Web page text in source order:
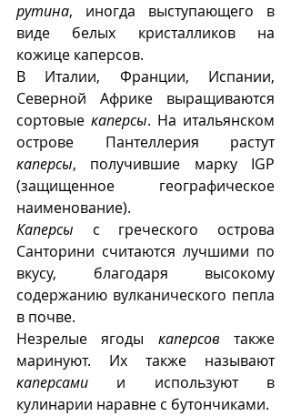
рутина, иногда выступающего в
виде белых кристалликов на
кожице каперсов.
В Италии, Франции, Испании,
Северной Африке выращиваются
сортовые каперсы. На итальянском
острове Пантеллерия растут
каперсы, получившие марку IGP
(защищенное географическое
наименование).
Каперсы с греческого острова
Санторини считаются лучшими по
вкусу, благодаря высокому
содержанию вулканического пепла
в почве.
Незрелые ягоды каперсов также
маринуют. Их также называют
каперсами и используют в
кулинарии наравне с бутончиками.